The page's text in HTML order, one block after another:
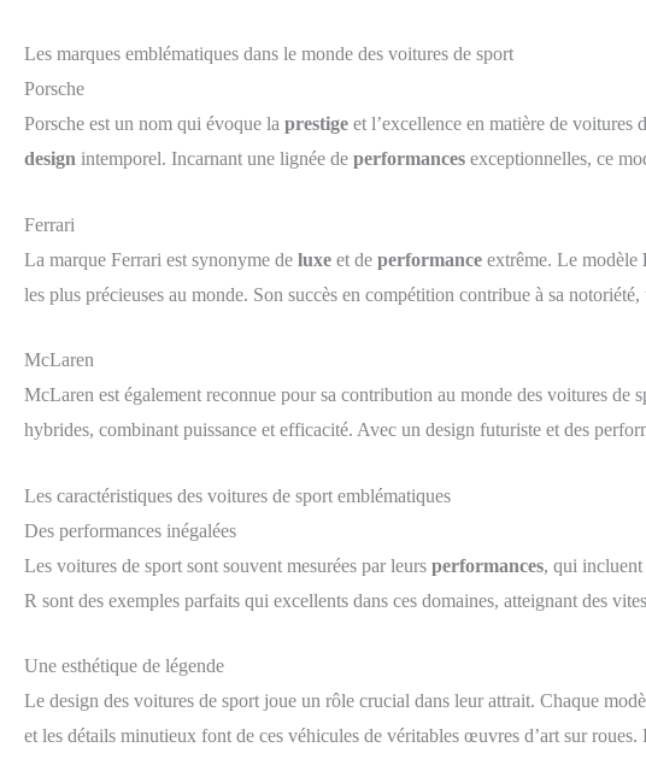
Les marques emblématiques dans le monde des voitures de sport
Porsche
Porsche est un nom qui évoque la prestige et l’excellence en matière de voitures
design intemporel. Incarnant une lignée de performances exceptionnelles, ce
Ferrari
La marque Ferrari est synonyme de luxe et de performance extrême. Le modèle
les plus précieuses au monde. Son succès en compétition contribue à sa
McLaren
McLaren est également reconnue pour sa contribution au monde des voitures de
hybrides, combinant puissance et efficacité. Avec un design futuriste et des
Les caractéristiques des voitures de sport emblématiques
Des performances inégalées
Les voitures de sport sont souvent mesurées par leurs performances, qui incluent
R sont des exemples parfaits qui excellents dans ces domaines, atteignant des
Une esthétique de légende
Le design des voitures de sport joue un rôle crucial dans leur attrait. Chaque
et les détails minutieux font de ces véhicules de véritables œuvres d’art sur